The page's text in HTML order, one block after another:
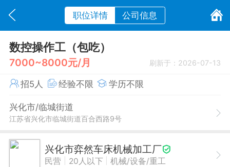
职位详情 公司信息
数控操作工（包吃）
7000~8000元/月 刷新于：2026-07-13
招5人 经验不限 学历不限
兴化市/临城街道
江苏省兴化市临城街道百合西路9号
兴化市弈然车床机械加工厂
民营 20人以下 机械/设备/重工